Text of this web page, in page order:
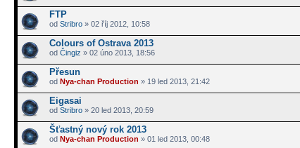
FTP
od Stribro » 02 říj 2012, 10:58
Colours of Ostrava 2013
od Čingiz » 02 úno 2013, 18:56
Přesun
od Nya-chan Production » 19 led 2013, 21:42
Eigasai
od Stribro » 20 led 2013, 20:59
Šťastný nový rok 2013
od Nya-chan Production » 01 led 2013, 00:48